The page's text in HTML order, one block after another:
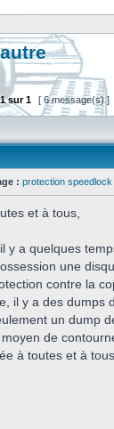
1sur1 [ 6 message(s) ]
: protection
et à tous,
y a quelques
une
contre la
il y a des dumps
un dump
de
à toutes et à